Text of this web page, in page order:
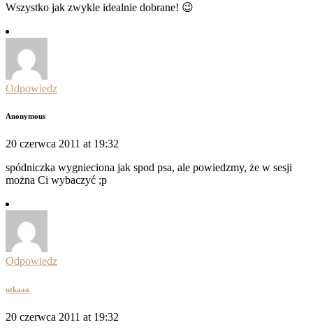
Wszystko jak zwykle idealnie dobrane! 😉
Odpowiedz
Anonymous
20 czerwca 2011 at 19:32
spódniczka wygnieciona jak spod psa, ale powiedzmy, że w sesji
można Ci wybaczyć ;p
Odpowiedz
utkaaa
20 czerwca 2011 at 19:32